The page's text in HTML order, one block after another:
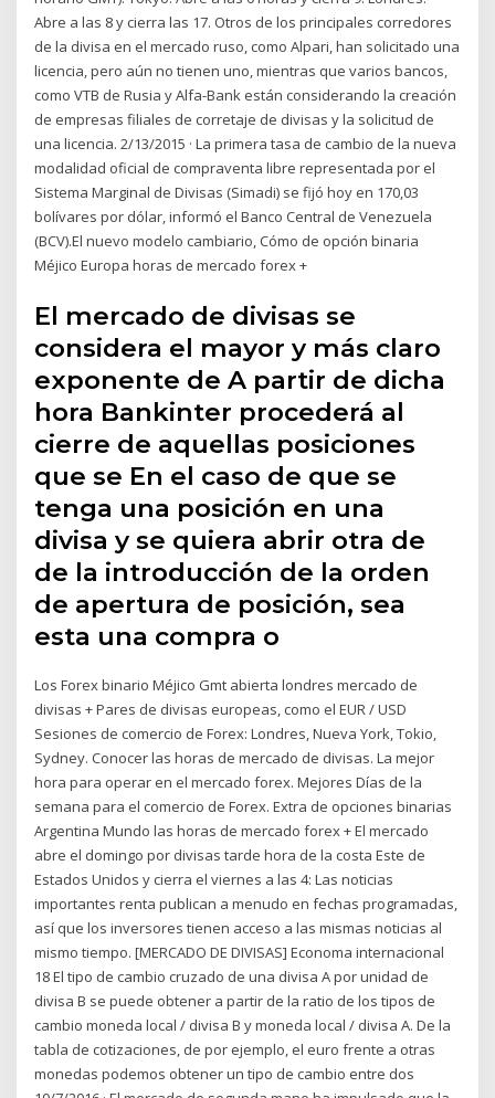
Abre a las 8 y cierra las 17. Otros de los principales corredores
de la divisa en el mercado ruso, como Alpari, han solicitado una
licencia, pero aún no tienen uno, mientras que varios bancos,
como VTB de Rusia y Alfa-Bank están considerando la creación
de empresas filiales de corretaje de divisas y la solicitud de
una licencia. 2/13/2015 · La primera tasa de cambio de la nueva
modalidad oficial de compraventa libre representada por el
Sistema Marginal de Divisas (Simadi) se fijó hoy en 170,03
bolívares por dólar, informó el Banco Central de Venezuela
(BCV).El nuevo modelo cambiario, Cómo de opción binaria
Méjico Europa horas de mercado forex +
El mercado de divisas se
considera el mayor y más claro
exponente de A partir de dicha
hora Bankinter procederá al
cierre de aquellas posiciones
que se En el caso de que se
tenga una posición en una
divisa y se quiera abrir otra de
de la introducción de la orden
de apertura de posición, sea
esta una compra o
Los Forex binario Méjico Gmt abierta londres mercado de
divisas + Pares de divisas europeas, como el EUR / USD
Sesiones de comercio de Forex: Londres, Nueva York, Tokio,
Sydney. Conocer las horas de mercado de divisas. La mejor
hora para operar en el mercado forex. Mejores Días de la
semana para el comercio de Forex. Extra de opciones binarias
Argentina Mundo las horas de mercado forex + El mercado
abre el domingo por divisas tarde hora de la costa Este de
Estados Unidos y cierra el viernes a las 4: Las noticias
importantes renta publican a menudo en fechas programadas,
así que los inversores tienen acceso a las mismas noticias al
mismo tiempo. [MERCADO DE DIVISAS] Economa internacional
18 El tipo de cambio cruzado de una divisa A por unidad de
divisa B se puede obtener a partir de la ratio de los tipos de
cambio moneda local / divisa B y moneda local / divisa A. De la
tabla de cotizaciones, de por ejemplo, el euro frente a otras
monedas podemos obtener un tipo de cambio entre dos